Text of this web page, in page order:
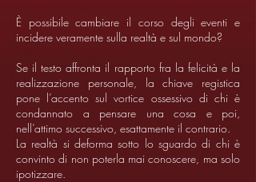
È possibile cambiare il corso degli eventi e
incidere veramente sulla realtà e sul mondo?
Se il testo affronta il rapporto fra la felicità e la
realizzazione personale, la chiave registica
pone l’accento sul vortice ossessivo di chi è
condannato a pensare una cosa e poi,
nell’attimo successivo, esattamente il contrario.
La realtà si deforma sotto lo sguardo di chi è
convinto di non poterla mai conoscere, ma solo
ipotizzare.